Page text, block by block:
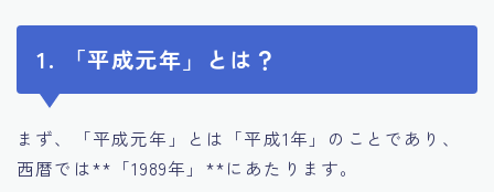
1. 「平成元年」とは？
まず、「平成元年」とは「平成1年」のことであり、
西暦では**「1989年」**にあたります。